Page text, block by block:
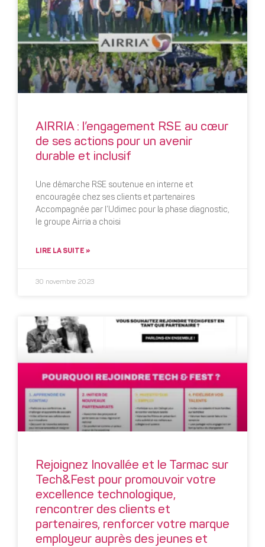
AIRRIA : l’engagement RSE au cœur
de ses actions pour un avenir
durable et inclusif
Une démarche RSE soutenue en interne et
encouragée chez ses clients et partenaires
Accompagnée par l’Udimec pour la phase diagnostic,
le groupe Airria a choisi
LIRE LA SUITE »
30 novembre 2023
Rejoignez Inovallée et le Tarmac sur
Tech&Fest pour promouvoir votre
excellence technologique,
rencontrer des clients et
partenaires, renforcer votre marque
employeur auprès des jeunes et